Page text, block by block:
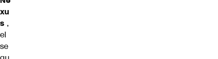
xu
s ,
el
se